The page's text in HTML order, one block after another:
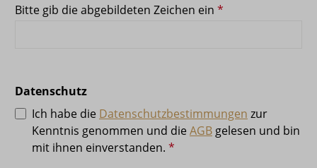
Bitte gib die abgebildeten Zeichen ein *
Datenschutz
Ich habe die Datenschutzbestimmungen zur
Kenntnis genommen und dieAGB gelesen und bin
mit ihnen einverstanden. *